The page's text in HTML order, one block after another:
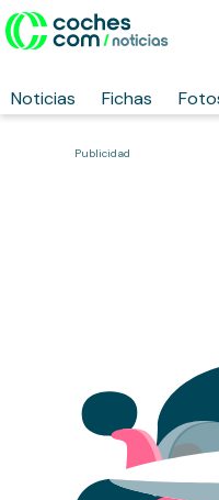
Noticias Fichas
Publicidad